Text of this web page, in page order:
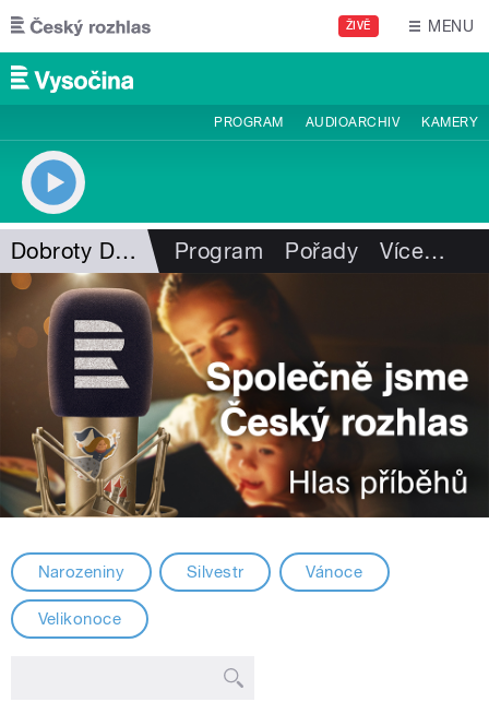
Přejít k hlavnímu obsahu
ŽIVĚ MENU
PROGRAM AUDIOARCHIV KAMERY
Dobroty Dáši Kubíkové Program Pořady Více…
Narozeniny Silvestr Vánoce
Velikonoce